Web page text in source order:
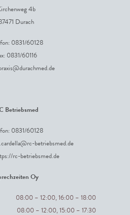
4b
Durach
0831/60128
0831/60116
Betriebsmed
0831/60128
betriebsmed.de
rc-betriebsmed.de
Oy
08:00 – 12:00, 16:00 – 18:00
08:00 – 12:00, 15:00 – 17:30